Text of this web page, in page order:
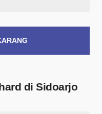
di Sidoarjo